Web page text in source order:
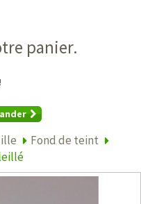
panier.
Fond de teint